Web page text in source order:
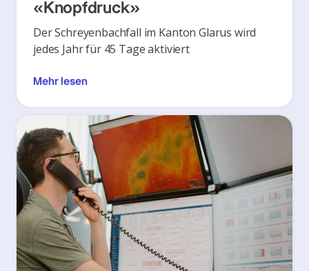
«Knopfdruck»
Der Schreyenbachfall im Kanton Glarus wird
jedes Jahr für 45 Tage aktiviert
Mehr lesen